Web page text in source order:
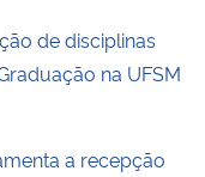
de disciplinas
na UFSM
a recepção